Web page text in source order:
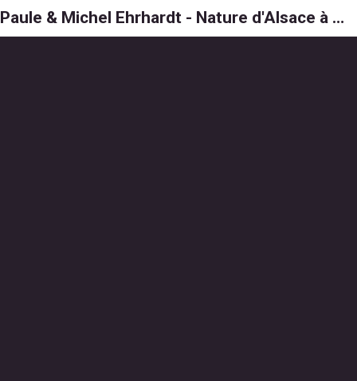
Paule & Michel Ehrhardt - Nature d'Alsace à 6, 8 et 1000 pattes